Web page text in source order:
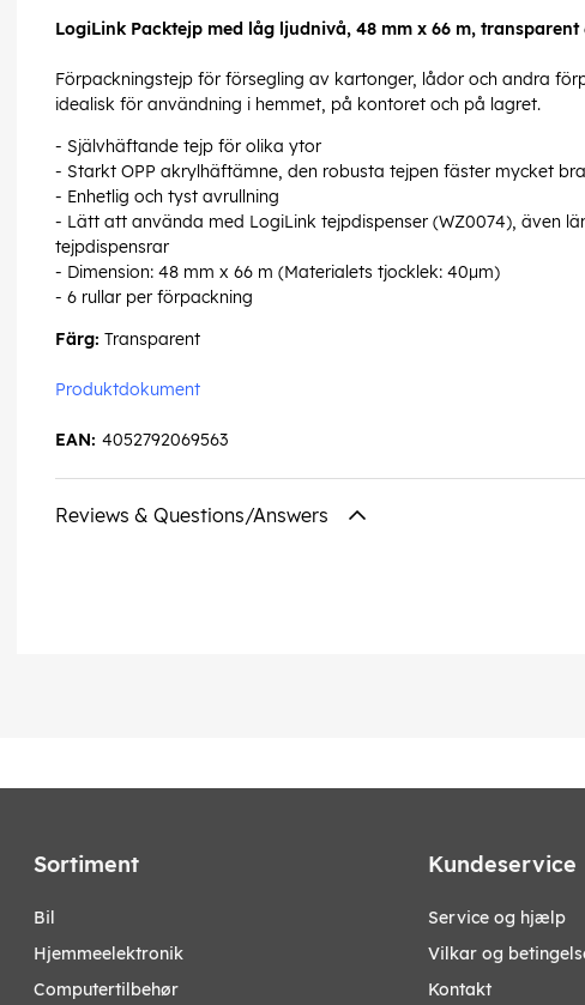
LogiLink Packtejp med låg ljudnivå, 48 mm x 66 m, transparent
Förpackningstejp för försegling av kartonger, lådor och andra
idealisk för användning i hemmet, på kontoret och på lagret.
- Självhäftande tejp för olika ytor
- Starkt OPP akrylhäftämne, den robusta tejpen fäster mycket
- Enhetlig och tyst avrullning
- Lätt att använda med LogiLink tejpdispenser (WZ0074), även
tejpdispensrar
- Dimension: 48 mm x 66 m (Materialets tjocklek: 40µm)
- 6 rullar per förpackning
Färg: Transparent
Produktdokument
4052792069563
EAN:
Reviews & Questions/Answers
Sortiment
bil
hjemmeelektronik
computertilbehør
Kundeservice
Service og hjælp
Vilkar og
Kontakt